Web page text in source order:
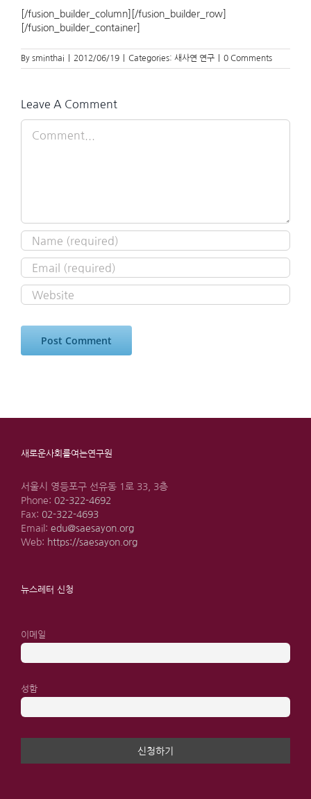
[/fusion_builder_column][/fusion_builder_row]
[/fusion_builder_container]
By sminthai 2012/06/19 Categories: 새사연 연구 0 Comments
Leave A Comment
새로운사회를여는연구원
서울시 영등포구 선유동 1로 33, 3층
Phone: 02-322-4692
Fax: 02-322-4693
Email: edu@saesayon.org
Web: https://saesayon.org
뉴스레터 신청
이메일
성함